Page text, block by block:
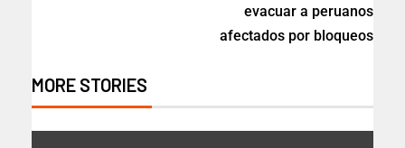
evacuar a peruanos
afectados por bloqueos
MORE STORIES